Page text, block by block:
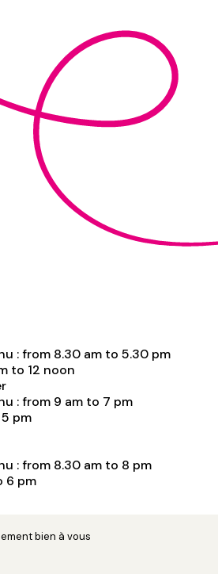
: from 8.30 am to 5.30 pm
to 12 noon
: from 9 am to 7 pm
pm
: from 8.30 am to 8 pm
6 pm
bien à vous